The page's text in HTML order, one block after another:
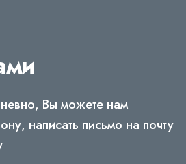
Вы можете нам
написать письмо на почту